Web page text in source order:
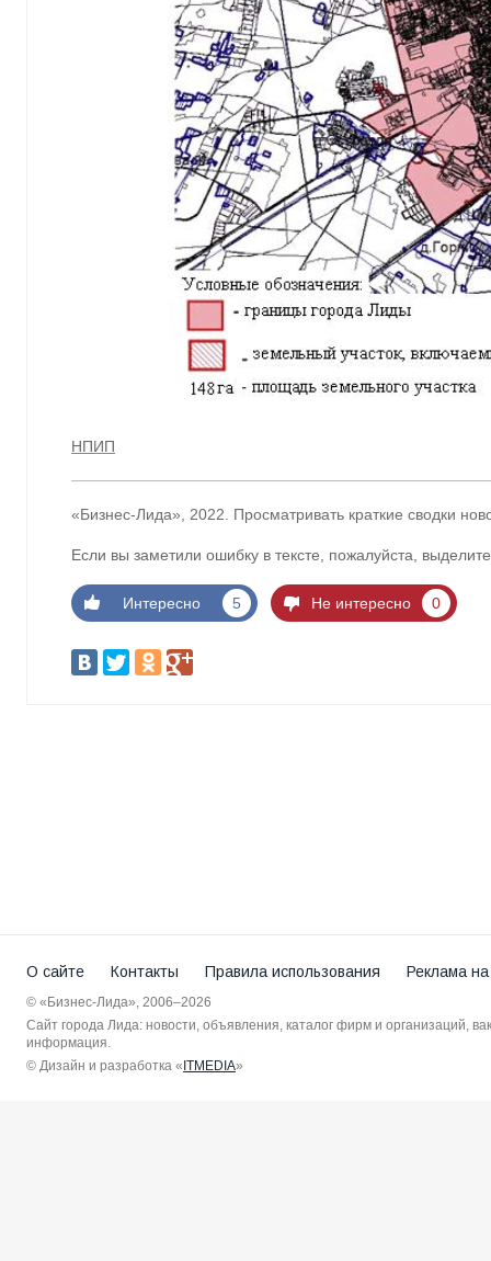
НПИП
«Бизнес-Лида», 2022. Просматривать краткие сводки
Если вы заметили ошибку в тексте, пожалуйста,
Интересно 5 Не интересно 0
О сайте Контакты Правила использования Реклама
© «Бизнес-Лида», 2006–2026
Сайт города Лида: новости, объявления, каталог фирм и организаций,
информация.
© Дизайн и разработка «ITMEDIA»